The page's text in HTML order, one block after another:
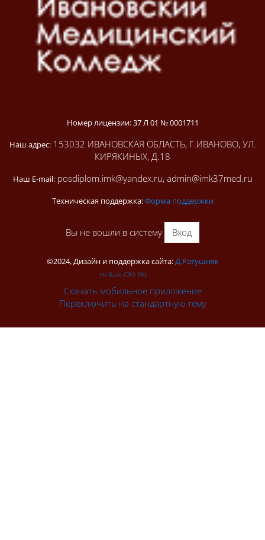
Номер лицензии: 37 Л 01 № 0001711
Наш адрес:153032 ИВАНОВСКАЯ ОБЛАСТЬ, Г.ИВАНОВО, УЛ.
КИРЯКИНЫХ, Д.18
Наш E-mail:posdiplom.imk@yandex.ru, admin@imk37med.ru
Техническая поддержка:Форма поддержки
Вы не вошли в систему Вход
©2024, Дизайн и поддержка сайта:Д.Ратушняк
На базе СЭО 3KL
Скачать мобильное приложение
Переключить на стандартную тему